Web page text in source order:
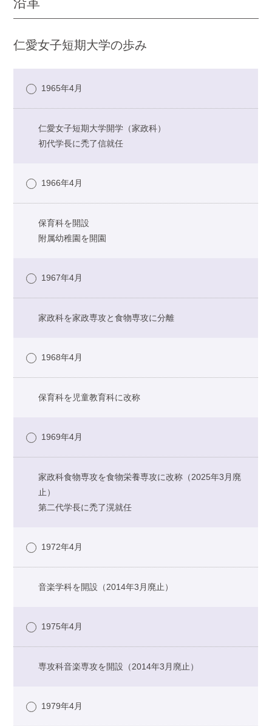
仁愛女子短期大学の歩み
1965年4月
仁愛女子短期大学開学（家政科）
初代学長に禿了信就任
1966年4月
保育科を開設
附属幼稚園を開園
1967年4月
家政科を家政専攻と食物専攻に分離
1968年4月
保育科を児童教育科に改称
1969年4月
家政科食物専攻を食物栄養専攻に改称（2025年3月廃
止）
第二代学長に禿了滉就任
1972年4月
音楽学科を開設（2014年3月廃止）
1975年4月
専攻科音楽専攻を開設（2014年3月廃止）
1979年4月